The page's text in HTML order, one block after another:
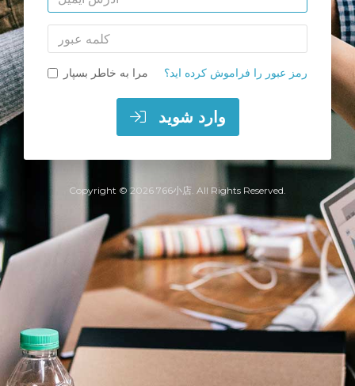
ایمیل
عبور
مرا به خاطر بسپار رمز عبور را فراموش کرده اید؟
وارد شوید
Copyright © 2026 766小店. All Rights Reserved.